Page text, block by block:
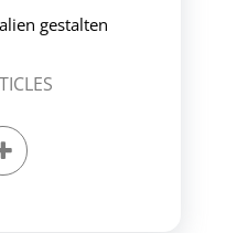
gestalten